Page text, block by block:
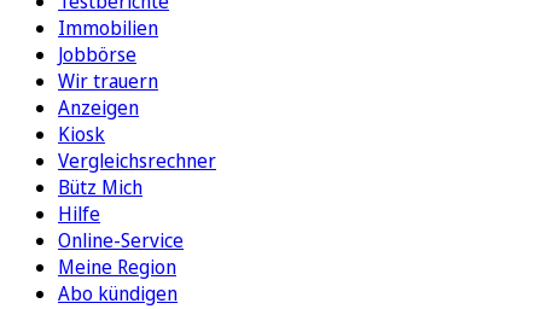
Immobilien
Jobbörse
Wir trauern
Anzeigen
Kiosk
Vergleichsrechner
Bütz Mich
Hilfe
Online-Service
Meine Region
Abo kündigen